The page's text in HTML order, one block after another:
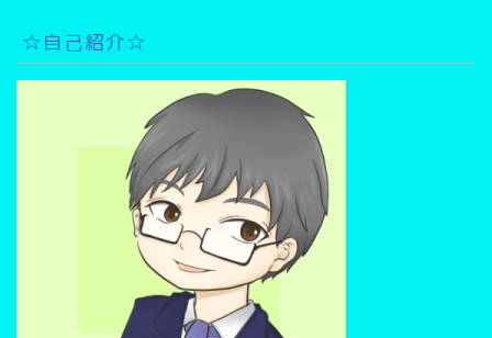
イ
ブ
☆自己紹介☆